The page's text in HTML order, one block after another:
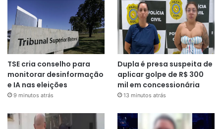
TSE cria conselho para
monitorar desinformação
e IA nas eleições
9 minutos atrás
Dupla é presa suspeita de
aplicar golpe de R$ 300
mil em concessionária
13 minutos atrás